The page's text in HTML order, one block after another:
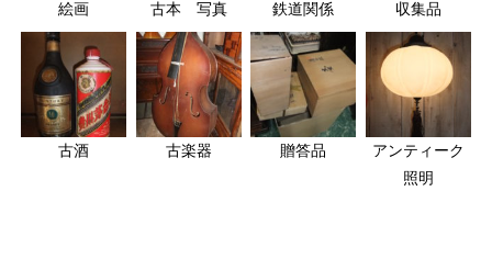
絵画 古本 写真 鉄道関係 収集品
古酒 古楽器 贈答品
アンティーク
照明